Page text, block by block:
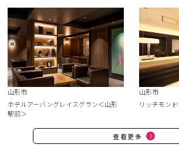
山形市
ホテルアーバングレイスグラン＜山形
駅前＞
山形市
リッチモン
查看更多